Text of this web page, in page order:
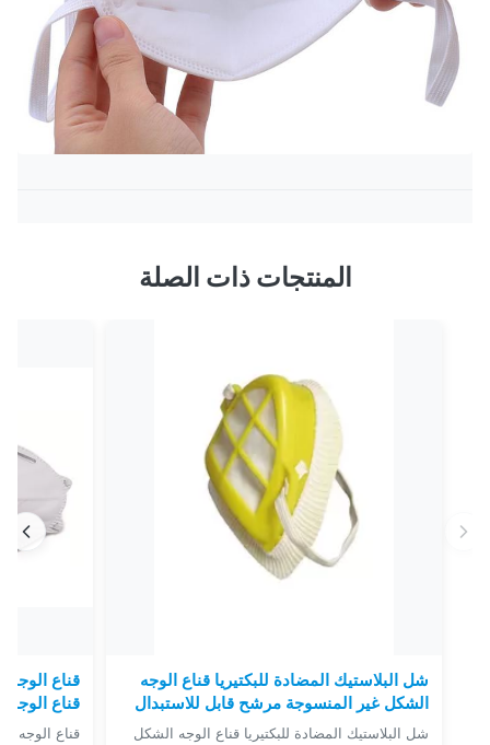
المنتجات ذات الصلة
شل البلاستيك المضادة للبكتيريا قناع الوجه
الشكل غير المنسوجة مرشح قابل للاستبدال
شل البلاستيك المضادة للبكتيريا قناع الوجه الشكل
قناع الوجه
قناع الوجه N95 غير المهيج بالصمام
قناع الوجه